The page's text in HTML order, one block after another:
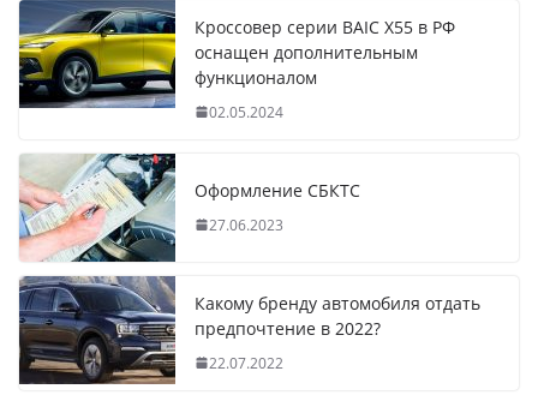
Кроссовер серии BAIC X55 в РФ
оснащен дополнительным
функционалом
02.05.2024
Оформление СБКТС
27.06.2023
Какому бренду автомобиля отдать
предпочтение в 2022?
22.07.2022